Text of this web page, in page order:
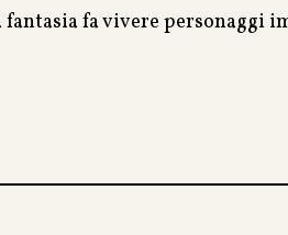
fa vivere personaggi